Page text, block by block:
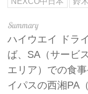
ハイウエイ ドラ
ば、SA（サービ
エリア）での食
イパスの西湘PA